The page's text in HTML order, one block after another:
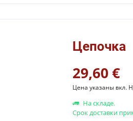
Цепочка
29,60 €
Цена указаны вкл.
На складе.
Срок доставки